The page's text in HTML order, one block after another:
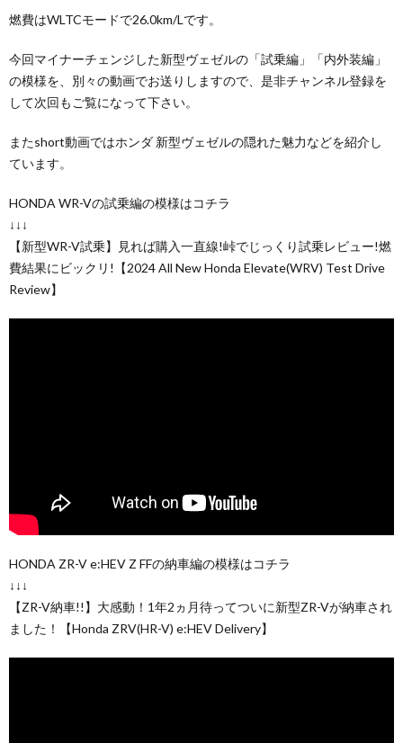
燃費はWLTCモードで26.0km/Lです。
今回マイナーチェンジした新型ヴェゼルの「試乗編」「内外装編」
の模様を、別々の動画でお送りしますので、是非チャンネル登録を
して次回もご覧になって下さい。
またshort動画ではホンダ 新型ヴェゼルの隠れた魅力などを紹介し
ています。
HONDA WR-Vの試乗編の模様はコチラ
↓↓↓
【新型WR-V試乗】見れば購入一直線!峠でじっくり試乗レビュー!燃
費結果にビックリ!【2024 All New Honda Elevate(WRV) Test Drive
Review】
HONDA ZR-V e:HEV Z FFの納車編の模様はコチラ
↓↓↓
【ZR-V納車!!】大感動！1年2ヵ月待ってついに新型ZR-Vが納車され
ました！【Honda ZRV(HR-V) e:HEV Delivery】